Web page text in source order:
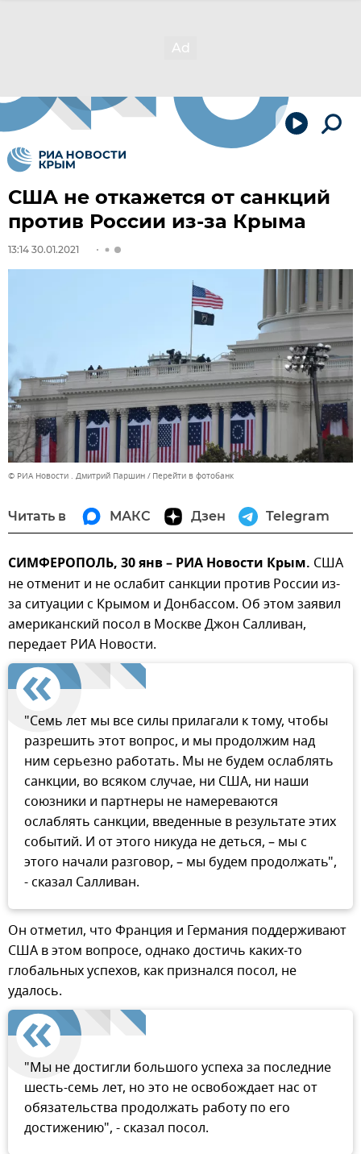
США не откажется от санкций
против России из-за Крыма
13:14 30.01.2021
© РИА Новости . Дмитрий Паршин Перейти в фотобанк
Читать в МАКС Дзен Telegram
СИМФЕРОПОЛЬ, 30 янв – РИА Новости Крым. США
не отменит и не ослабит санкции против России из-
за ситуации с Крымом и Донбассом. Об этом заявил
американский посол в Москве Джон Салливан,
передает РИА Новости.
"Семь лет мы все силы прилагали к тому, чтобы
разрешить этот вопрос, и мы продолжим над
ним серьезно работать. Мы не будем ослаблять
санкции, во всяком случае, ни США, ни наши
союзники и партнеры не намереваются
ослаблять санкции, введенные в результате этих
событий. И от этого никуда не деться, – мы с
этого начали разговор, – мы будем продолжать",
- сказал Салливан.
Он отметил, что Франция и Германия поддерживают
США в этом вопросе, однако достичь каких-то
глобальных успехов, как признался посол, не
удалось.
"Мы не достигли большого успеха за последние
шесть-семь лет, но это не освобождает нас от
обязательства продолжать работу по его
достижению", - сказал посол.